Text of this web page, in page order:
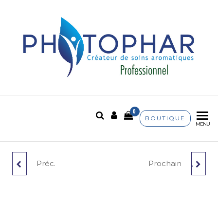
aromatiques
BOUTIQUE
0
MENU
FLACON VERRE 15 ML
Préc. FLACON VERRE 50 ML
Prochain